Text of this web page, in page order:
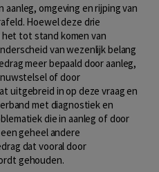
omgeving en rijping van
Hoewel deze drie
tot stand komen van
van wezenlijk belang
meer bepaald door aanleg,
of door
uitgebreid in op deze vraag en
met diagnostiek en
die in aanleg of door
geheel andere
dat vooral door
gehouden.